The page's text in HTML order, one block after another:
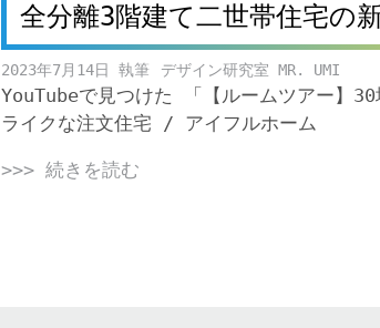
全分離3階建て二世帯住宅の
2023年7月14日 デザイン研究室 MR. UMI
YouTubeで見つけた 「【ルームツアー】
ライクな注文住宅 / アイフルホーム
>>> 続きを読む